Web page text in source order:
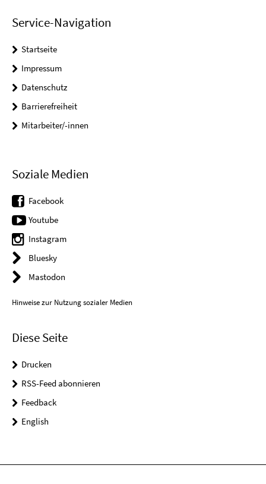
Service-Navigation
Startseite
Impressum
Datenschutz
Barrierefreiheit
Mitarbeiter/-innen
Soziale Medien
Facebook
Youtube
Instagram
Bluesky
Mastodon
Hinweise zur Nutzung sozialer Medien
Diese Seite
Drucken
RSS-Feed abonnieren
Feedback
English